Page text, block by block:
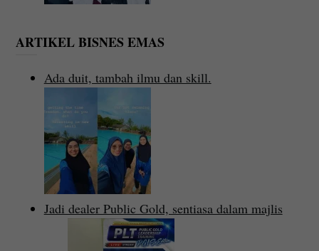
ARTIKEL BISNES EMAS
Ada duit, tambah ilmu dan skill.
Jadi dealer Public Gold, sentiasa dalam majlis